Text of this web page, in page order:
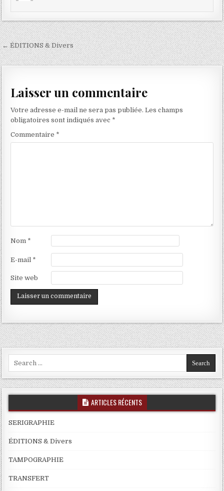
Navigation
de
← ÉDITIONS & Divers
Laisser un commentaire
Votre adresse e-mail ne sera pas publiée. Les champs
obligatoires sont indiqués avec *
Commentaire *
Nom *
E-mail *
Site web
ARTICLES RÉCENTS
SERIGRAPHIE
ÉDITIONS & Divers
TAMPOGRAPHIE
TRANSFERT